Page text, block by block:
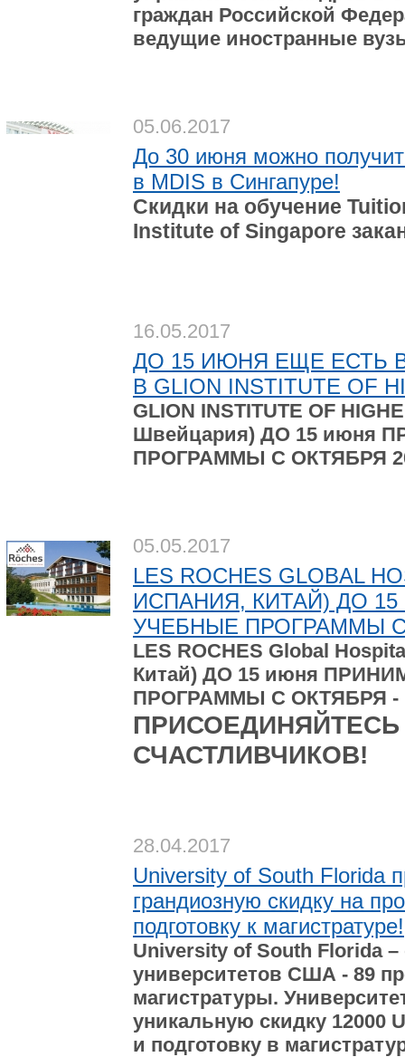
граждан Российской
ведущие иностранные
05.06.2017
До 30 июня можно
в MDIS в Сингапуре!
Скидки на обучение
Institute of Singapore
16.05.2017
ДО 15 ИЮНЯ ЕЩЕ ЕСТЬ
В GLION INSTITUTE OF
GLION INSTITUTE OF
Швейцария) ДО 15 июня
ПРОГРАММЫ С ОКТЯБРЯ
05.05.2017
LES ROCHES GLOBAL
ИСПАНИЯ, КИТАЙ) ДО
УЧЕБНЫЕ ПРОГРАММЫ С
LES ROCHES Global
Китай) ДО 15 июня
ПРОГРАММЫ С ОКТЯБРЯ -
ПРИСОЕДИНЯЙТЕСЬ
СЧАСТЛИВЧИКОВ!
28.04.2017
University of South Florida
грандиозную скидку на
подготовку к магистратуре!
University of South Florida –
университетов США - 89
магистратуры.
уникальную скидку 12000
и подготовку в